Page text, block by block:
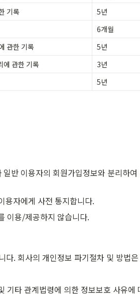
기록
5년
6개월
관한 기록
5년
에 관한 기록
3년
5년
반 이용자의 회원가입정보와 분리하
용자에게 사전 통지합니다.
이용/제공하지 않습니다.
. 회사의 개인정보 파기절차 및 방법
타 관계법령에 의한 정보보호 사유에